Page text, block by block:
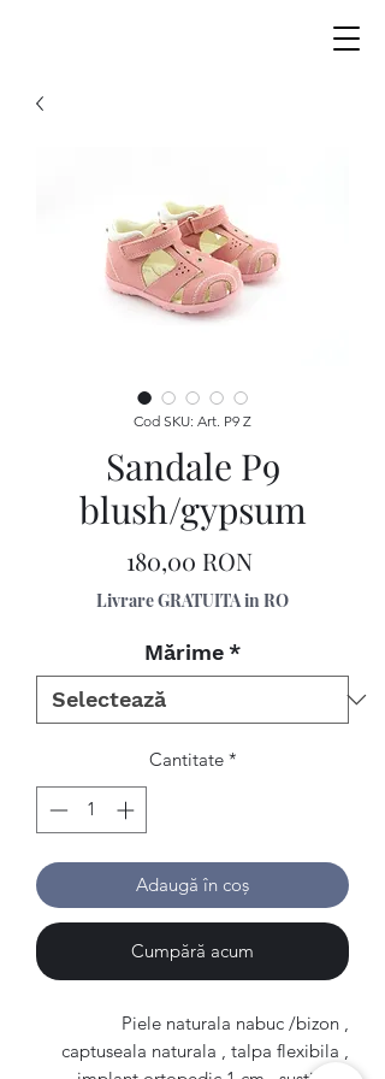
Cod SKU: Art. P9 Z
Sandale P9
blush/gypsum
180,00 RONPreț
Livrare GRATUITA in RO
Mărime *
Cantitate *
Adaugă în coș
Cumpără acum
Piele naturala nabuc /bizon ,
captuseala naturala , talpa flexibila ,